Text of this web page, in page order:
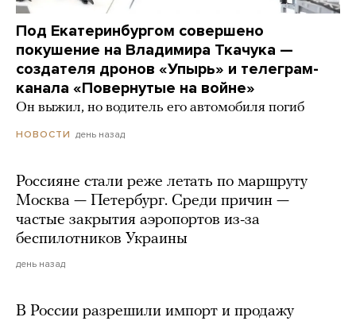
Под Екатеринбургом совершено
покушение на Владимира Ткачука —
создателя дронов «Упырь» и телеграм-
канала «Повернутые на войне»
Он выжил, но водитель его автомобиля погиб
НОВОСТИ день назад
Россияне стали реже летать по маршруту
Москва — Петербург. Среди причин —
частые закрытия аэропортов из-за
беспилотников Украины
день назад
В России разрешили импорт и продажу